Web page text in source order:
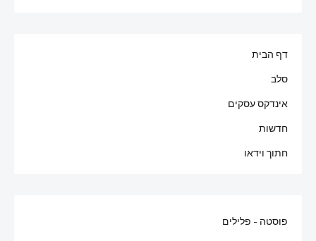
דף הבית
סלב
אינדקס עסקים
חדשות
חתוך וידאו
פוסטה - פלילים